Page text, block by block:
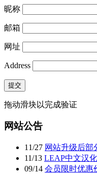
昵称
邮箱
网址
Address
提交
拖动滑块以完成验证
网站公告
11/27 网站升级后部
11/13 LEAP中文汉
09/14 会员限时优惠